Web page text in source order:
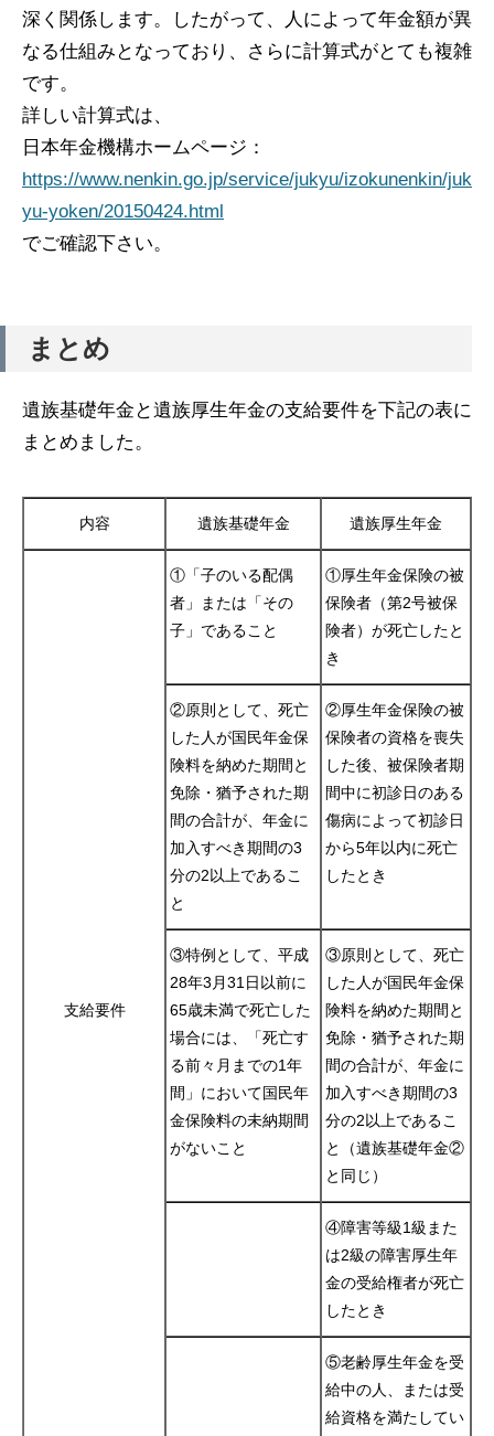
深く関係します。したがって、人によって年金額が異
なる仕組みとなっており、さらに計算式がとても複雑
です。
詳しい計算式は、
日本年金機構ホームページ：
https://www.nenkin.go.jp/service/jukyu/izokunenkin/juk
yu-yoken/20150424.html
でご確認下さい。
まとめ
遺族基礎年金と遺族厚生年金の支給要件を下記の表に
まとめました。
内容 遺族基礎年金 遺族厚生年金
支給要件
①「子のいる配偶
者」または「その
子」であること
①厚生年金保険の被
保険者（第2号被保
険者）が死亡したと
き
②原則として、死亡
した人が国民年金保
険料を納めた期間と
免除・猶予された期
間の合計が、年金に
加入すべき期間の3
分の2以上であるこ
と
②厚生年金保険の被
保険者の資格を喪失
した後、被保険者期
間中に初診日のある
傷病によって初診日
から5年以内に死亡
したとき
③特例として、平成
28年3月31日以前に
65歳未満で死亡した
場合には、「死亡す
る前々月までの1年
間」において国民年
金保険料の未納期間
がないこと
③原則として、死亡
した人が国民年金保
険料を納めた期間と
免除・猶予された期
間の合計が、年金に
加入すべき期間の3
分の2以上であるこ
と（遺族基礎年金②
と同じ）
④障害等級1級また
は2級の障害厚生年
金の受給権者が死亡
したとき
⑤老齢厚生年金を受
給中の人、または受
給資格を満たしてい